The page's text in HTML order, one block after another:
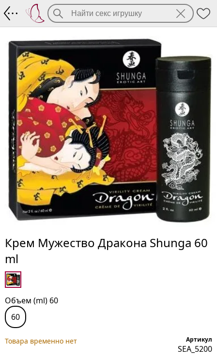
Крем Мужество Дракона Shunga 60
ml
Объем (ml) 60
60
Товара временно нет Артикул
SEA_5200
Крем Мужество Дракона Shunga 60 ml